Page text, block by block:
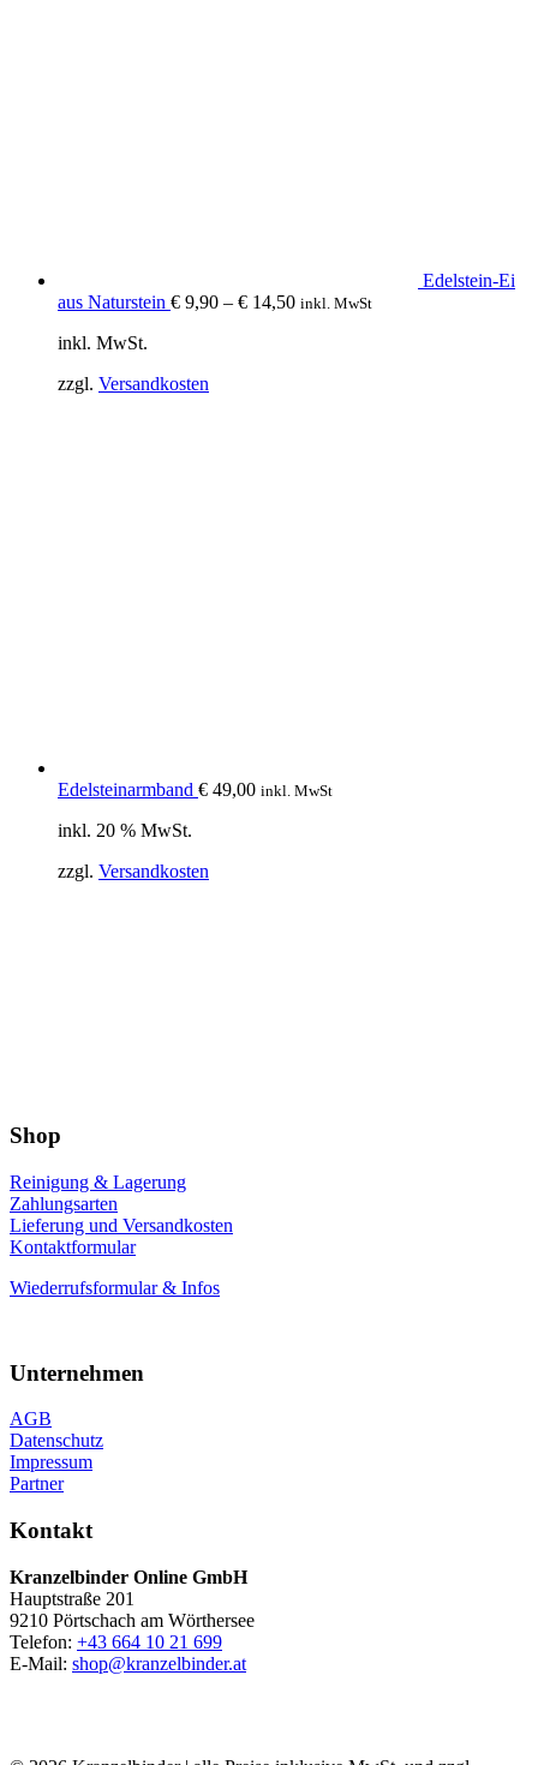
Edelstein-Ei
aus Naturstein € 9,90 – € 14,50 inkl. MwSt
inkl. MwSt.
zzgl. Versandkosten
Edelsteinarmband € 49,00 inkl. MwSt
inkl. 20 % MwSt.
zzgl. Versandkosten
Shop
Reinigung & Lagerung
Zahlungsarten
Lieferung und Versandkosten
Kontaktformular
Wiederrufsformular & Infos
Unternehmen
AGB
Datenschutz
Impressum
Partner
Kontakt
Kranzelbinder Online GmbH
Hauptstraße 201
9210 Pörtschach am Wörthersee
Telefon: +43 664 10 21 699
E-Mail: shop@kranzelbinder.at